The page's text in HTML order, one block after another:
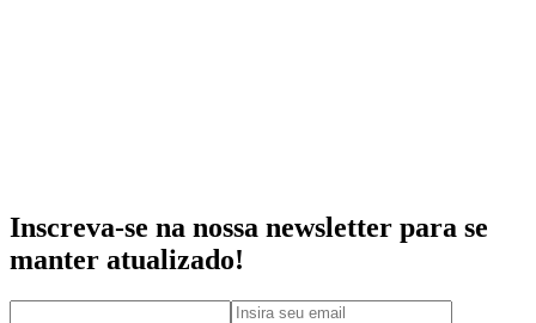
Inscreva-se na nossa newsletter para se
manter atualizado!